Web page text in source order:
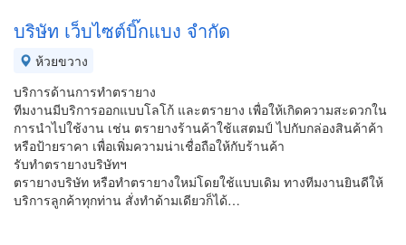
บริษัท เว็บไซต์บิ๊กแบง จำกัด
ห้วยขวาง
บริการด้านการทำตรายาง
ทีมงานมีบริการออกแบบโลโก้ และตรายาง เพื่อให้เกิดความสะดวกใน
การนำไปใช้งาน เช่น ตรายางร้านค้าใช้แสตมป์ ไปกับกล่องสินค้าค้า
หรือป้ายราคา เพื่อเพิ่มความน่าเชื่อถือให้กับร้านค้า
รับทำตรายางบริษัทฯ
ตรายางบริษัท หรือทำตรายางใหม่โดยใช้แบบเดิม ทางทีมงานยินดีให้
บริการลูกค้าทุกท่าน สั่งทำด้ามเดียวก็ได้…